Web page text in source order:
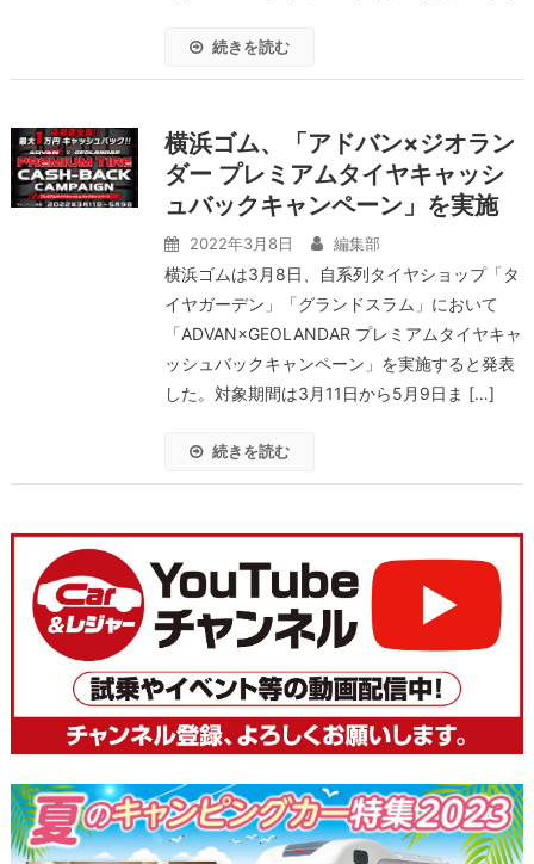
続きを読む
横浜ゴム、「アドバン×ジオラン
ダー プレミアムタイヤキャッシ
ュバックキャンペーン」を実施
2022年3月8日 編集部
横浜ゴムは3月8日、自系列タイヤショップ「タ
イヤガーデン」「グランドスラム」において
「ADVAN×GEOLANDAR プレミアムタイヤキャ
ッシュバックキャンペーン」を実施すると発表
した。対象期間は3月11日から5月9日ま […]
続きを読む